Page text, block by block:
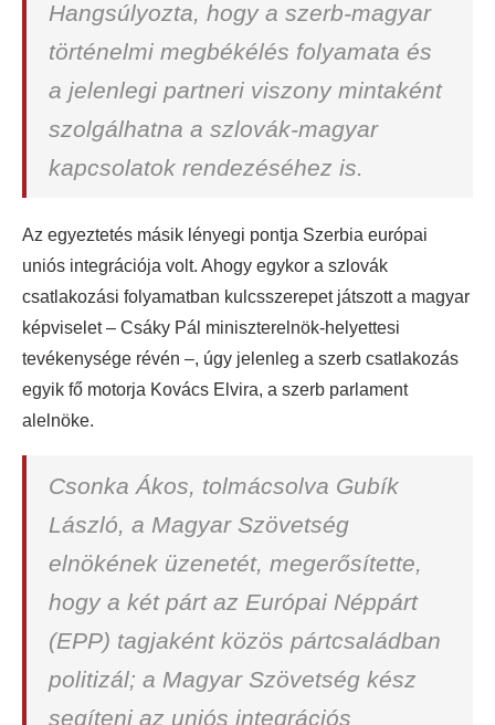
Hangsúlyozta, hogy a szerb-magyar
történelmi megbékélés folyamata és
a jelenlegi partneri viszony mintaként
szolgálhatna a szlovák-magyar
kapcsolatok rendezéséhez is.
Az egyeztetés másik lényegi pontja Szerbia európai
uniós integrációja volt. Ahogy egykor a szlovák
csatlakozási folyamatban kulcsszerepet játszott a magyar
képviselet – Csáky Pál miniszterelnök-helyettesi
tevékenysége révén –, úgy jelenleg a szerb csatlakozás
egyik fő motorja Kovács Elvira, a szerb parlament
alelnöke.
Csonka Ákos, tolmácsolva Gubík
László, a Magyar Szövetség
elnökének üzenetét, megerősítette,
hogy a két párt az Európai Néppárt
(EPP) tagjaként közös pártcsaládban
politizál; a Magyar Szövetség kész
segíteni az uniós integrációs